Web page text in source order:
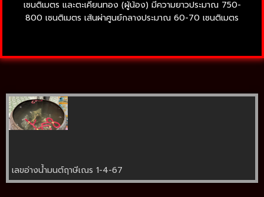
เซนติเมตร และตะเคียนทอง (ผู้น้อง) มีความยาวประมาณ 750-
800 เซนติเมตร เส้นผ่าศูนย์กลางประมาณ 60-70 เซนติเมตร
เลขอ่างน้ำมนต์ฤาษีเณร 1-4-67